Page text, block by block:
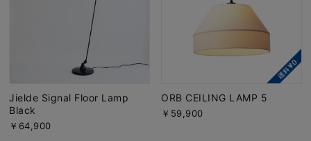
Jielde Signal Floor Lamp
Black
￥64,900
ORB CEILING LAMP 5
￥59,900